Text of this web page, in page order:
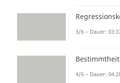
die
bei der
diese
3/6 – Dauer:
4/6 – Dauer: